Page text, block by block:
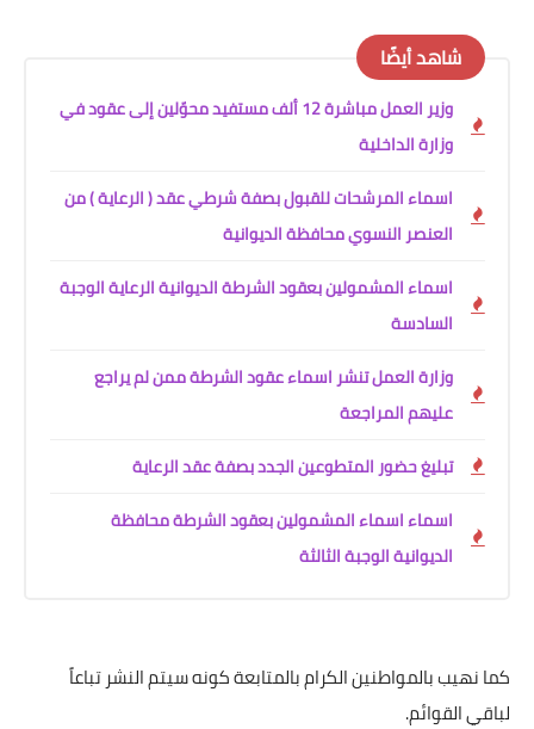
شاهد أيضًا
وزير العمل مباشرة 12 ألف مستفيد محوّلين إلى عقود في
وزارة الداخلية
اسماء المرشحات للقبول بصفة شرطي عقد ( الرعاية ) من
العنصر النسوي محافظة الديوانية
اسماء المشمولين بعقود الشرطة الديوانية الرعاية الوجبة
السادسة
وزارة العمل تنشر اسماء عقود الشرطة ممن لم يراجع
عليهم المراجعة
تبليغ حضور المتطوعين الجدد بصفة عقد الرعاية
اسماء اسماء المشمولين بعقود الشرطة محافظة
الديوانية الوجبة الثالثة
كما نهيب بالمواطنين الكرام بالمتابعة كونه سيتم النشر تباعاً
لباقي القوائم.